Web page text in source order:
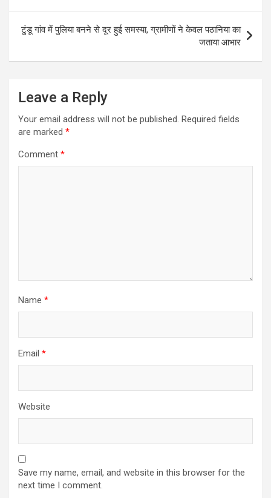
टुंडू गांव में पुलिया बनने से दूर हुई समस्या, ग्रामीणों ने केवल पठानिया का
जताया आभार
Leave a Reply
Your email address will not be published. Required fields
are marked *
Comment *
Name *
Email *
Website
Save my name, email, and website in this browser for the
next time I comment.